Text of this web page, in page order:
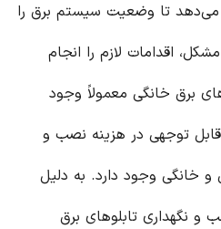
می‌دهد تا وضعیت سیستم برق را
اقدامات لازم را انجام
برق خانگی معمولاً وجود
قابل توجهی در هزینه نصب و
و خانگی وجود دارد. به دلیل
و نگهداری تابلوهای برق